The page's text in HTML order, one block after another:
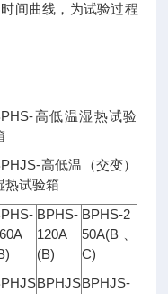
间曲线，为试验过程
高低温湿热试验
高低温（交变）
热试验箱
BPHS-
120A
(B)
BPHJS
BPHS-2
50A(B、
C)
BPHJS-